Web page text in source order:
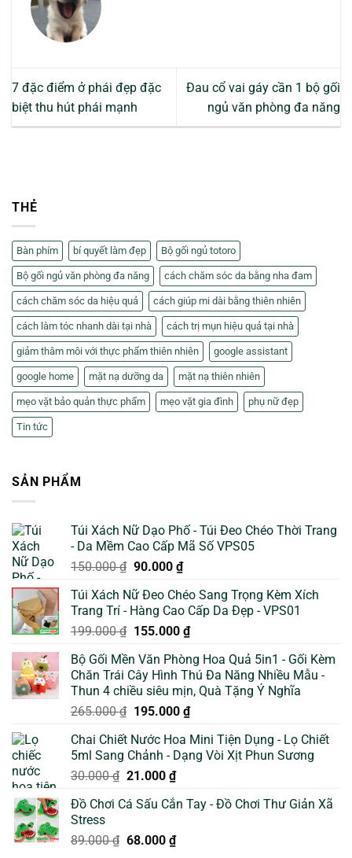
7 đặc điểm ở phái đẹp đặc
biệt thu hút phái mạnh
Đau cổ vai gáy cần 1 bộ gối
ngủ văn phòng đa năng
THẺ
Bàn phím bí quyết làm đẹp Bộ gối ngủ totoro
Bộ gối ngủ văn phòng đa năng cách chăm sóc da bằng nha đam
cách chăm sóc da hiệu quả cách giúp mi dài bằng thiên nhiên
cách làm tóc nhanh dài tại nhà cách trị mụn hiệu quả tại nhà
giảm thâm môi với thực phẩm thiên nhiên google assistant
google home mặt nạ dưỡng da mặt nạ thiên nhiên
mẹo vặt bảo quản thực phẩm mẹo vặt gia đình phụ nữ đẹp
Tin tức
SẢN PHẨM
Túi Xách Nữ Dạo Phố - Túi Đeo Chéo Thời Trang
- Da Mềm Cao Cấp Mã Số VPS05
150.000₫ Giá
là:
150.000 ₫.
90.000 ₫Giá
tại
là:
90.000 ₫.
Túi Xách Nữ Đeo Chéo Sang Trọng Kèm Xích
Trang Trí - Hàng Cao Cấp Da Đẹp - VPS01
199.000₫ Giá
là:
199.000 ₫.
155.000 ₫Giá
tại
là:
155.000 ₫.
Bộ Gối Mền Văn Phòng Hoa Quả 5in1 - Gối Kèm
Chăn Trái Cây Hình Thú Đa Năng Nhiều Mẫu -
Thun 4 chiều siêu mịn, Quà Tặng Ý Nghĩa
265.000₫ Giá
là:
265.000 ₫.
195.000 ₫Giá
tại
là:
Chai Chiết Nước Hoa Mini Tiện Dụng - Lọ Chiết
5ml Sang Chảnh - Dạng Vòi Xịt Phun Sương
30.000₫ Giá
là:
21.000 ₫Giá
tại
21.000 ₫.
Đồ Chơi Cá Sấu Cắn Tay - Đồ Chơi Thư Giản Xã
Stress
89.000₫ Giá
68.000 ₫Giá